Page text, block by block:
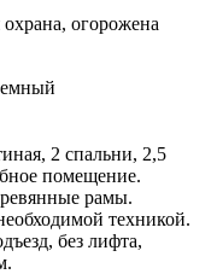
огорожена
2 спальни, 2,5
помещение.
рамы.
техникой.
без лифта,